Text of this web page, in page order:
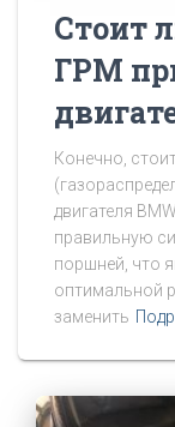
Стоит
ГРМ
Конечно,
двигателя
правильную
поршней, что
оптимальной
заменить